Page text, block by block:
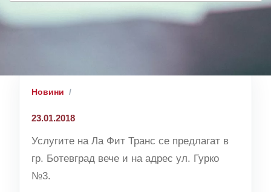
Новини
23.01.2018
Услугите на Ла Фит Транс се предлагат в
гр. Ботевград вече и на адрес ул. Гурко
№3.